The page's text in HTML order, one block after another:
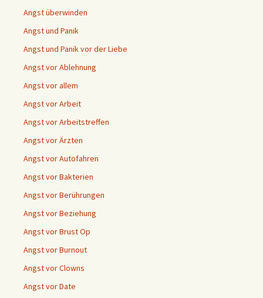
Angst überwinden
Angst und Panik
Angst und Panik vor der Liebe
Angst vor Ablehnung
Angst vor allem
Angst vor Arbeit
Angst vor Arbeitstreffen
Angst vor Ärzten
Angst vor Autofahren
Angst vor Bakterien
Angst vor Berührungen
Angst vor Beziehung
Angst vor Brust Op
Angst vor Burnout
Angst vor Clowns
Angst vor Date